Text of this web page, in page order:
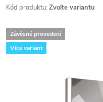
Kód produktu: Zvolte variantu
Závěsné provedení
Více variant